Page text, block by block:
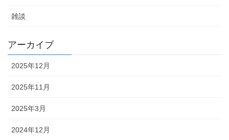
雑談
アーカイブ
2025年12月
2025年11月
2025年3月
2024年12月